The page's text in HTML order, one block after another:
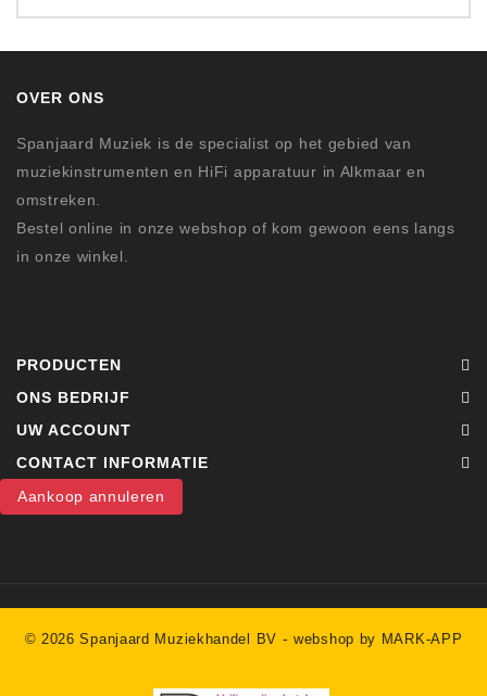
OVER ONS
Spanjaard Muziek is de specialist op het gebied van
muziekinstrumenten en HiFi apparatuur in Alkmaar en
omstreken.
Bestel online in onze webshop of kom gewoon eens langs
in onze winkel.
PRODUCTEN
ONS BEDRIJF
UW ACCOUNT
CONTACT INFORMATIE
Aankoop annuleren
© 2026 Spanjaard Muziekhandel BV -webshop by MARK-APP